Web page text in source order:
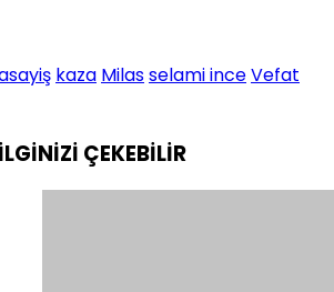
kaza Milasselami inceVefat
ÇEKEBİLİR